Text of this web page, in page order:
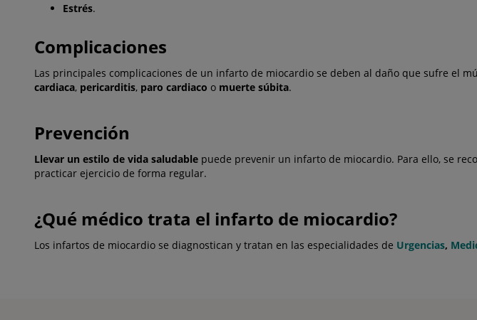
Estrés.
Complicaciones
Las principales complicaciones de un infarto de miocardio se deben al daño que sufre el
cardiaca, pericarditis, paro cardiaco o muerte súbita.
Prevención
Llevar un estilo de vida saludable puede prevenir un infarto de miocardio. Para ello, se
practicar ejercicio de forma regular.
¿Qué médico trata el infarto de miocardio?
Los infartos de miocardio se diagnostican y tratan en las especialidades de Urgencias,